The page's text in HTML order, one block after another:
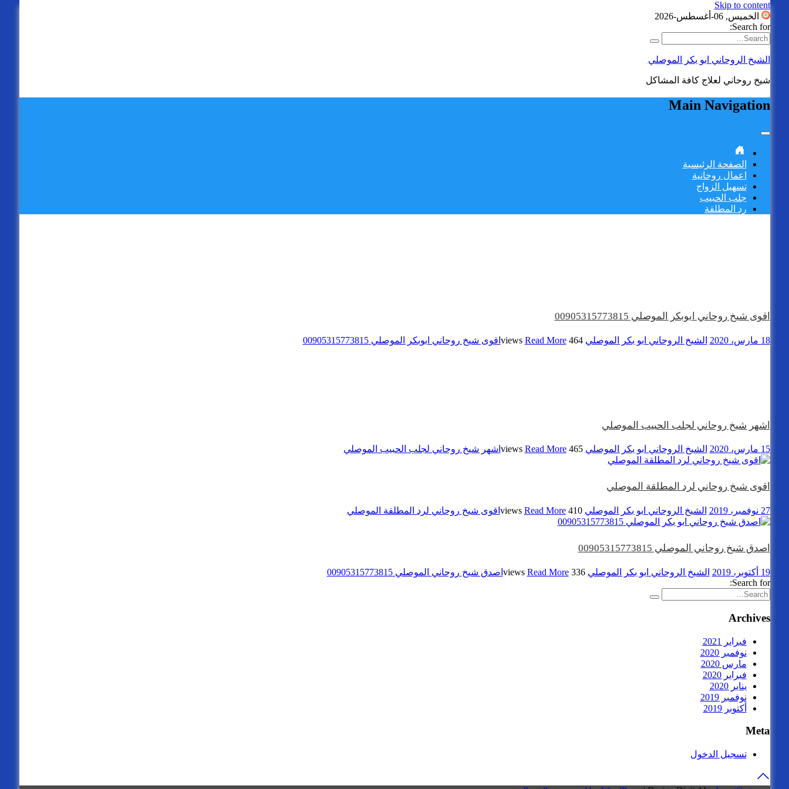
Skip to content
الخميس, 06-أغسطس-2026
Search for:
الشيخ الروحاني ابو بكر الموصلي
شيخ روحاني لعلاج كافة المشاكل
Main Navigation
الصفحة الرئيسية
اعمال روحانية
تسهيل الزواج
جلب الحبيب
رد المطلقة
اقوى شيخ روحاني ابوبكر الموصلي 00905315773815
18 مارس، 2020 الشيخ الروحاني ابو بكر الموصلي 464 views
Read More اقوى شيخ روحاني ابوبكر الموصلي 00905315773815
اشهر شيخ روحاني لجلب الحبيب الموصلي
15 مارس، 2020 الشيخ الروحاني ابو بكر الموصلي 465 views
Read More اشهر شيخ روحاني لجلب الحبيب الموصلي
اقوى شيخ روحاني لرد المطلقة الموصلي
27 نوفمبر، 2019 الشيخ الروحاني ابو بكر الموصلي 410 views
Read More اقوى شيخ روحاني لرد المطلقة الموصلي
اصدق شيخ روحاني الموصلي 00905315773815
19 أكتوبر، 2019 الشيخ الروحاني ابو بكر الموصلي 336 views
Read More
اصدق شيخ روحاني الموصلي 00905315773815
Search for:
Archives
فبراير 2021
نوفمبر 2020
مارس 2020
فبراير 2020
يناير 2020
نوفمبر 2019
أكتوبر 2019
Meta
تسجيل الدخول